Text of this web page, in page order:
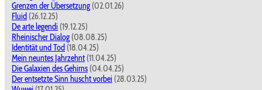
Grenzen der Übersetzung (02.01.26)
Fluid (26.12.25)
De arte legendi (19.12.25)
Rheinischer Dialog (08.08.25)
Identität und Tod (18.04.25)
Mein neuntes Jahrzehnt (11.04.25)
Die Galaxien des Gehirns (04.04.25)
Der entsetzte Sinn huscht vorbei (28.03.25)